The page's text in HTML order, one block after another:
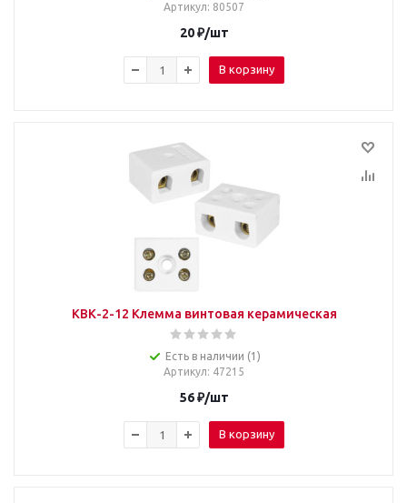
Артикул: 80507
20₽/шт
В корзину
КВК-2-12 Клемма винтовая керамическая
Есть в наличии (1)
Артикул: 47215
56₽/шт
В корзину